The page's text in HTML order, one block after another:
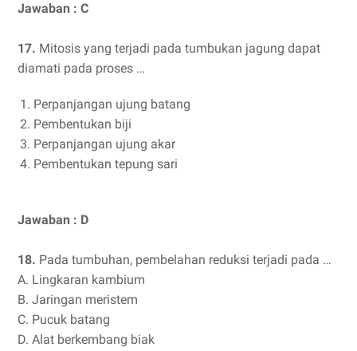
Jawaban : C
17. Mitosis yang terjadi pada tumbukan jagung dapat
diamati pada proses …
Perpanjangan ujung batang
Pembentukan biji
Perpanjangan ujung akar
Pembentukan tepung sari
Jawaban : D
18. Pada tumbuhan, pembelahan reduksi terjadi pada …
A. Lingkaran kambium
B. Jaringan meristem
C. Pucuk batang
D. Alat berkembang biak